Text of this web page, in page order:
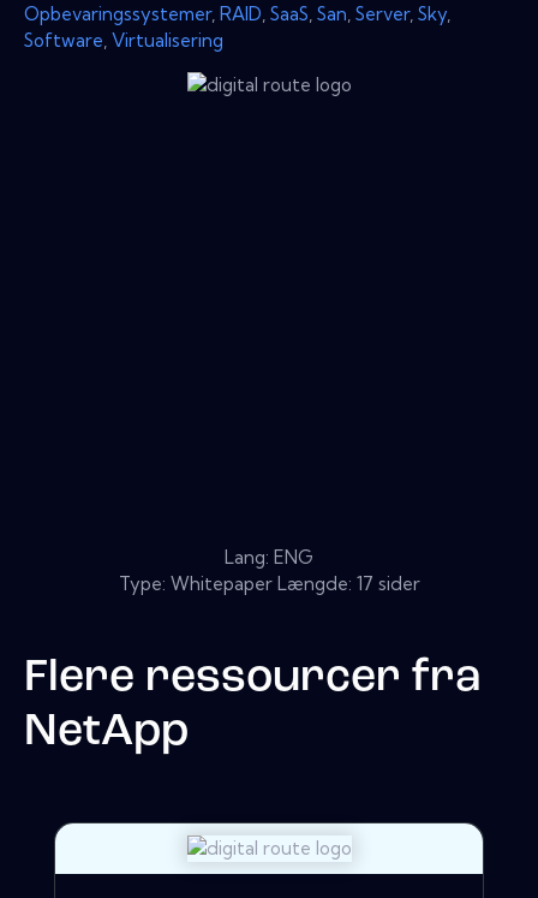
Opbevaringssystemer, RAID SaaS San Server, Sky
Software Virtualisering
Lang: ENG
Type: Whitepaper Længde: 17 sider
Flere ressourcer fra
NetApp